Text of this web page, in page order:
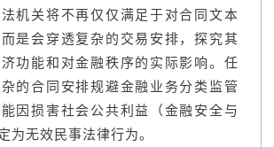
机关将不再仅仅满足于对合同文本
是会穿透复杂的交易安排，探究其
功能和对金融秩序的实际影响。任
的合同安排规避金融业务分类监管
因损害社会公共利益（金融安全与
为无效民事法律行为。